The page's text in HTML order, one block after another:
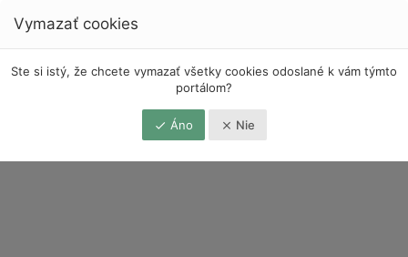
Vymazať cookies
Ste si istý, že chcete vymazať všetky cookies odoslané k vám týmto
portálom?
Áno Nie